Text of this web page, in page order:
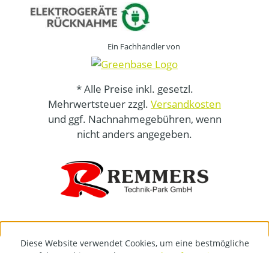
Ein Fachhändler von
* Alle Preise inkl. gesetzl.
Mehrwertsteuer zzgl. Versandkosten
und ggf. Nachnahmegebühren, wenn
nicht anders angegeben.
Diese Website verwendet Cookies, um eine bestmögliche